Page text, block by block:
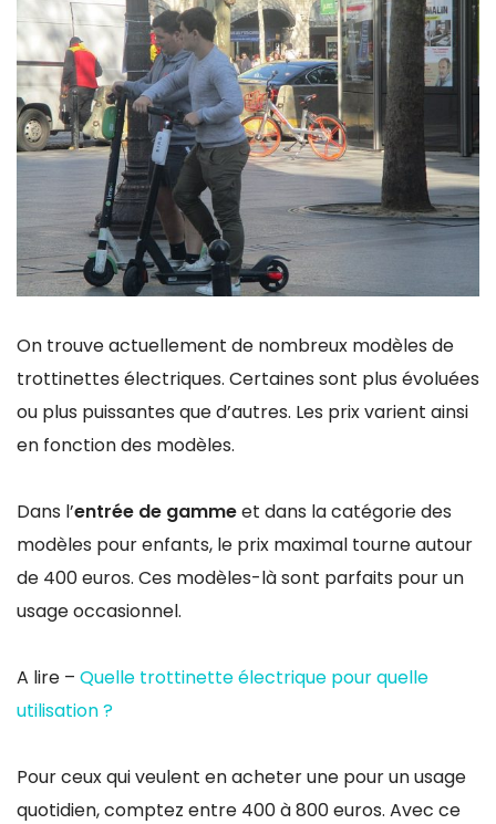
On trouve actuellement de nombreux modèles de
trottinettes électriques. Certaines sont plus évoluées
ou plus puissantes que d’autres. Les prix varient ainsi
en fonction des modèles.
Dans l’entrée de gammeet dans la catégorie des
modèles pour enfants, le prix maximal tourne autour
de 400 euros. Ces modèles-là sont parfaits pour un
usage occasionnel.
A lire – Quelle trottinette électrique pour quelle
utilisation ?
Pour ceux qui veulent en acheter une pour un usage
quotidien, comptez entre 400 à 800 euros. Avec ce